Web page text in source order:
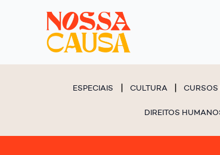
ESPECIAIS CULTURA CURSOS
DIREITOS